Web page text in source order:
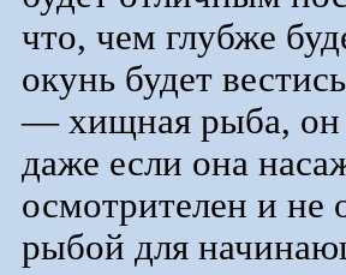
что, чем глубже
окунь будет
— хищная рыба, он
даже если она
осмотрителен и не
рыбой для